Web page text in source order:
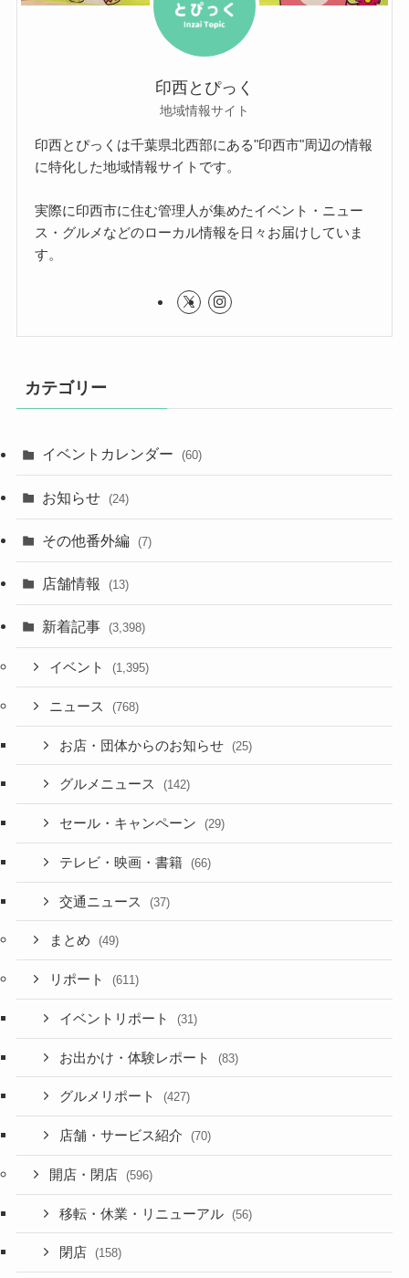
印西とぴっく
地域情報サイト
印西とぴっくは千葉県北西部にある"印西市"周辺の情報
に特化した地域情報サイトです。
実際に印西市に住む管理人が集めたイベント・ニュー
ス・グルメなどのローカル情報を日々お届けしていま
す。
カテゴリー
イベントカレンダー (60)
お知らせ (24)
その他番外編 (7)
店舗情報 (13)
新着記事 (3,398)
イベント (1,395)
ニュース (768)
お店・団体からのお知らせ (25)
グルメニュース (142)
セール・キャンペーン (29)
テレビ・映画・書籍 (66)
交通ニュース (37)
まとめ (49)
リポート (611)
イベントリポート (31)
お出かけ・体験レポート (83)
グルメリポート (427)
店舗・サービス紹介 (70)
開店・閉店 (596)
移転・休業・リニューアル (56)
閉店 (158)